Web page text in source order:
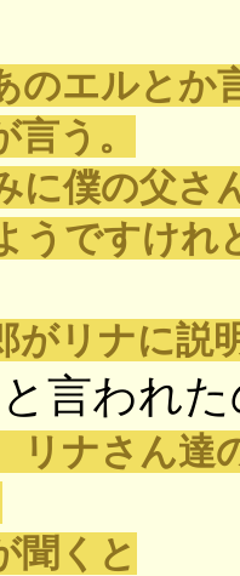
のエルとか
う。
に僕の父さ
ですけれ
リナに説
言われた
リナさん達
くと